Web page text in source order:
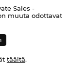
Sales -
muuta odottavat
täältä.